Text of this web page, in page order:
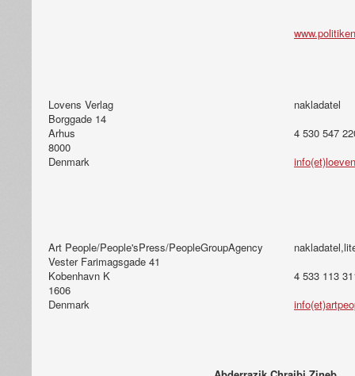
Lovens Verlag
Borggade 14
Arhus
8000
Denmark
nakladatel
4 530 547
Art People/People'sPress/PeopleGroupAgency
Vester Farimagsgade 41
Kobenhavn K
1606
Denmark
4 533 113